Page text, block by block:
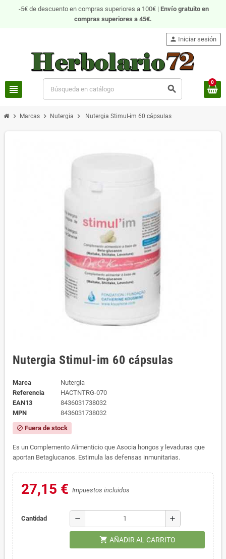
-5€ de descuento en compras superiores a 100€ | Envío gratuito en
compras superiores a 45€.
view_headline search
person Iniciar sesión
0
chevron_right Marcas chevron_right Nutergia chevron_right Nutergia Stimul-im 60 cápsulas
Nutergia Stimul-im 60 cápsulas
Marca
Nutergia
Referencia
HACTNTRG-070
EAN13
8436031738032
MPN
8436031738032
block Fuera de stock
Es un Complemento Alimenticio que Asocia hongos y levaduras que
aportan Betaglucanos. Estimula las defensas inmunitarias.
27,15 € Impuestos incluidos
Cantidad remove add
shopping_cart AÑADIR AL CARRITO